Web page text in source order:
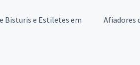
Bisturis e Estiletes em
Afiadores